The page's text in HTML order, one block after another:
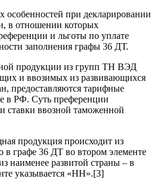
при декларировании
в отношении которых
и льготы по уплате
заполнения графы 36 ДТ.
продукции из групп ТН ВЭД
и ввозимых из развивающихся
предоставляются тарифные
в РФ. Суть преференции
ставки ввозной таможенной
продукция происходит из
в графе 36 ДТ во втором элементе
наименее развитой страны – в
указывается «НН».[3]